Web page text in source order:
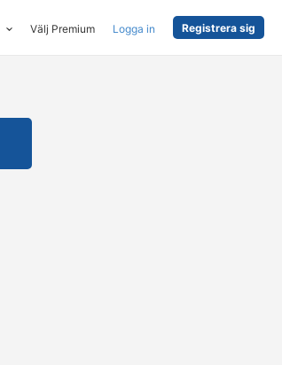
Välj Premium Logga in Registrera sig